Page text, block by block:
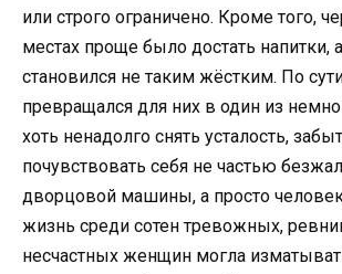
или строго ограничено. Кроме того,
местах проще было достать напитки,
становился не таким жёстким. По
превращался для них в один из
хоть ненадолго снять усталость,
почувствовать себя не частью
дворцовой машины, а просто
жизнь среди сотен тревожных,
несчастных женщин могла